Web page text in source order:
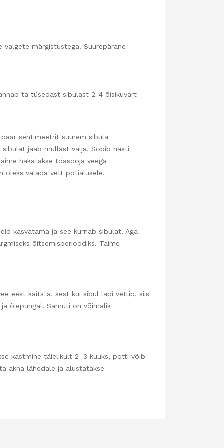
märgistustega. Suurepärane
ta tüsedast sibulast 2-4 õisikuvart
sentimeetrit suurem sibula
jääb mullast välja. Sobib hästi
hakatakse toasooja veega
oleks valada vett potialusele.
kasvatama ja see kurnab sibulat. Aga
õitsemisperioodiks. Taime
eest kaitsta, sest kui sibul läbi vettib, siis
õiepungal. Samuti on võimalik
kastmine täielikult 2–3 kuuks, potti võib
akna lähedale ja alustatakse